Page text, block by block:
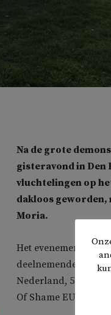
Na de grote
gisteravond in Den
vluchtelingen op
dakloos
Moria.
Het evenement was
deelnemende
Nederland, 500
Of Shame EU.